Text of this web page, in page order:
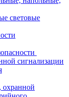
световые
сигнализации